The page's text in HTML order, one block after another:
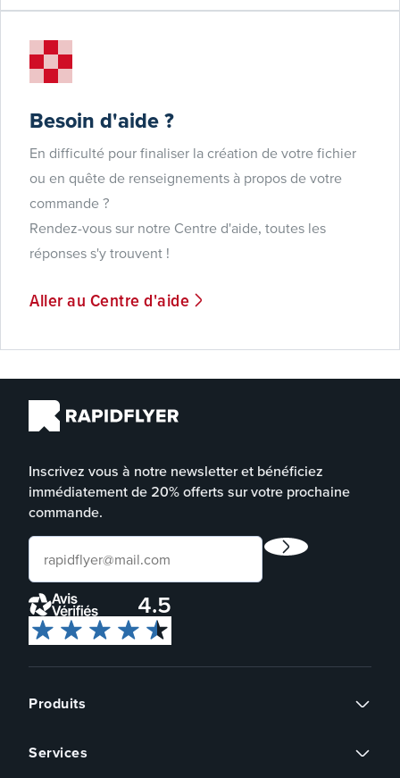
Besoin d'aide ?
En difficulté pour finaliser la création de votre fichier
ou en quête de renseignements à propos de votre
commande ?
Rendez-vous sur notre Centre d'aide, toutes les
réponses s'y trouvent !
Aller au Centre d'aide
Inscrivez vous à notre newsletter et bénéficiez
immédiatement de 20% offerts sur votre prochaine
commande.
4.5
Produits
Cartes de visite
Services